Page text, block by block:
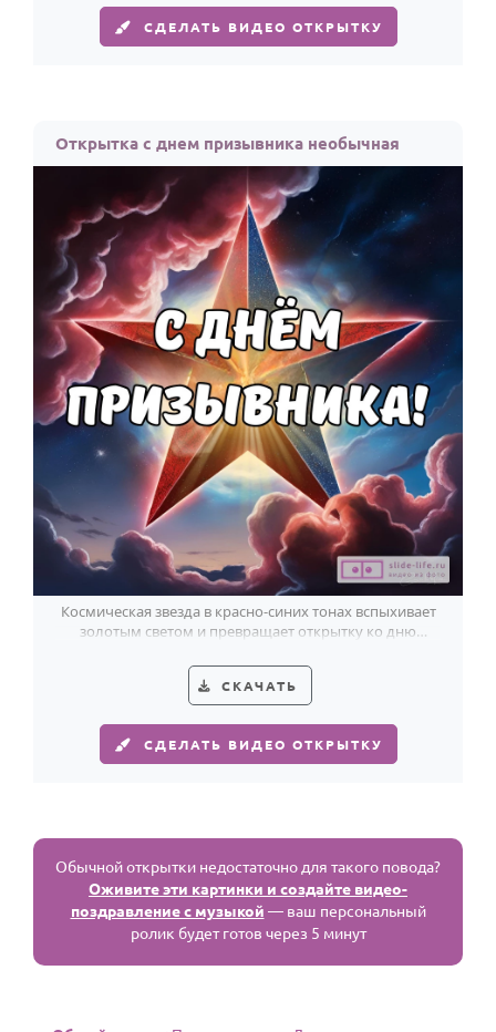
СДЕЛАТЬ ВИДЕО ОТКРЫТКУ
Открытка с днем призывника необычная
Космическая звезда в красно-синих тонах вспыхивает
золотым светом и превращает открытку ко дню
СКАЧАТЬ
СДЕЛАТЬ ВИДЕО ОТКРЫТКУ
Обычной открытки недостаточно для такого повода?
Оживите эти картинки и создайте видео-
поздравление с музыкой — ваш персональный
ролик будет готов через 5 минут